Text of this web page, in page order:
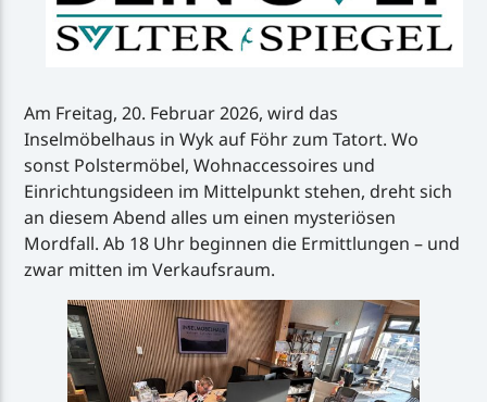
Am Freitag, 20. Februar 2026, wird das
Inselmöbelhaus in Wyk auf Föhr zum Tatort. Wo
sonst Polstermöbel, Wohnaccessoires und
Einrichtungsideen im Mittelpunkt stehen, dreht sich
an diesem Abend alles um einen mysteriösen
Mordfall. Ab 18 Uhr beginnen die Ermittlungen – und
zwar mitten im Verkaufsraum.